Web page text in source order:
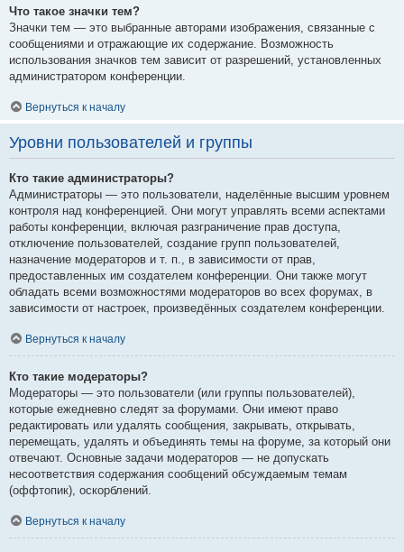
Что такое значки тем?
Значки тем — это выбранные авторами изображения, связанные с
сообщениями и отражающие их содержание. Возможность
использования значков тем зависит от разрешений, установленных
администратором конференции.
Вернуться к началу
Уровни пользователей и группы
Кто такие администраторы?
Администраторы — это пользователи, наделённые высшим уровнем
контроля над конференцией. Они могут управлять всеми аспектами
работы конференции, включая разграничение прав доступа,
отключение пользователей, создание групп пользователей,
назначение модераторов и т. п., в зависимости от прав,
предоставленных им создателем конференции. Они также могут
обладать всеми возможностями модераторов во всех форумах, в
зависимости от настроек, произведённых создателем конференции.
Вернуться к началу
Кто такие модераторы?
Модераторы — это пользователи (или группы пользователей),
которые ежедневно следят за форумами. Они имеют право
редактировать или удалять сообщения, закрывать, открывать,
перемещать, удалять и объединять темы на форуме, за который они
отвечают. Основные задачи модераторов — не допускать
несоответствия содержания сообщений обсуждаемым темам
(оффтопик), оскорблений.
Вернуться к началу